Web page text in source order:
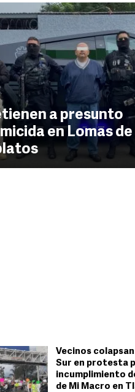
a presunto
en Lomas de
Vecinos
Sur en protesta
incumplimiento
de Mi Macro en